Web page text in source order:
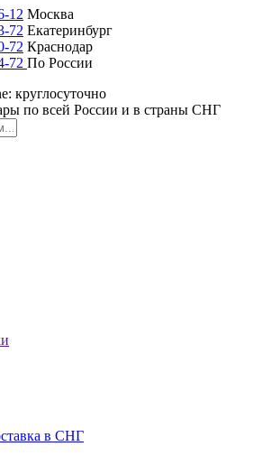
12 Москва
72 Екатеринбург
72 Краснодар
72 По России
круглосуточно
по всей России и в страны СНГ
в СНГ